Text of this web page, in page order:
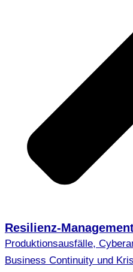
Resilienz-
Produktionsausfälle,
Business Continuity und